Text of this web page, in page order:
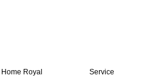
Home Royal Service